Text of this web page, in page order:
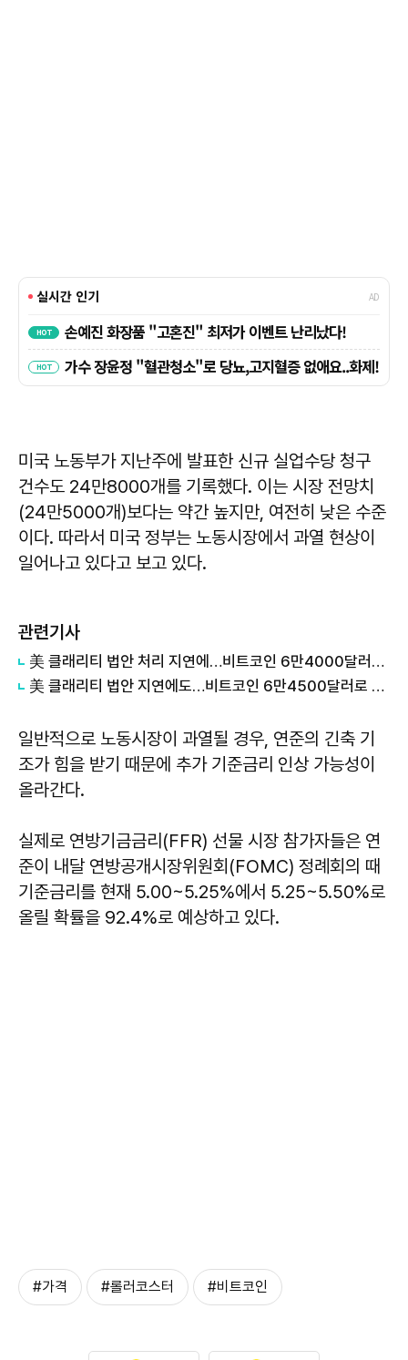
미국 노동부가 지난주에 발표한 신규 실업수당 청구
건수도 24만8000개를 기록했다. 이는 시장 전망치
(24만5000개)보다는 약간 높지만, 여전히 낮은 수준
이다. 따라서 미국 정부는 노동시장에서 과열 현상이
일어나고 있다고 보고 있다.
관련기사
美 클래리티 법안 처리 지연에…비트코인 6만4000달러대 횡보
美 클래리티 법안 지연에도…비트코인 6만4500달러로 상승
일반적으로 노동시장이 과열될 경우, 연준의 긴축 기
조가 힘을 받기 때문에 추가 기준금리 인상 가능성이
올라간다.
실제로 연방기금금리(FFR) 선물 시장 참가자들은 연
준이 내달 연방공개시장위원회(FOMC) 정례회의 때
기준금리를 현재 5.00~5.25%에서 5.25~5.50%로
올릴 확률을 92.4%로 예상하고 있다.
#가격 #롤러코스터 #비트코인